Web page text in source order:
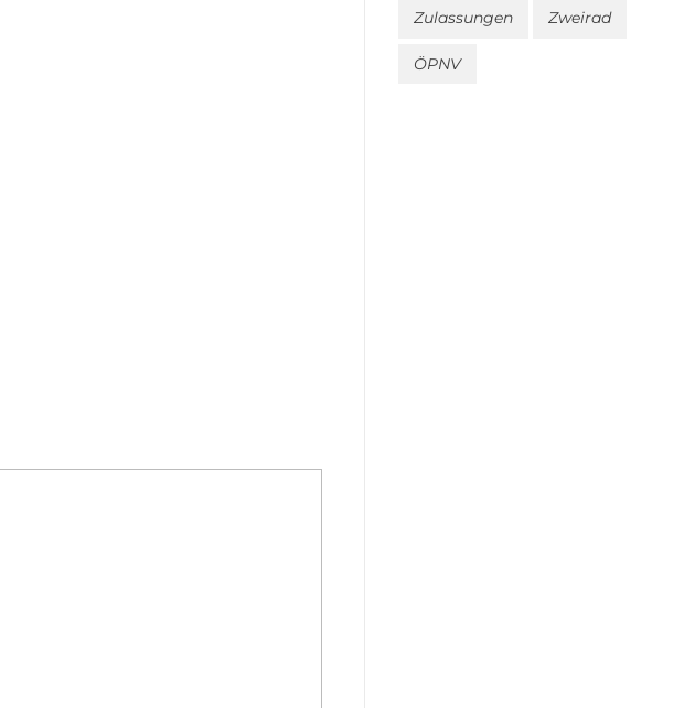
Zulassungen Zweirad
ÖPNV